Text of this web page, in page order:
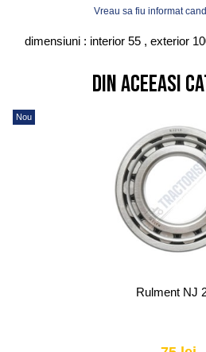
Vreau sa fiu informat
dimensiuni : interior 55 , exterior
Din aceeasi